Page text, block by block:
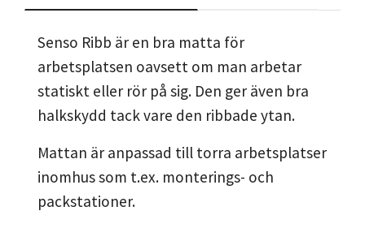
Senso Ribb är en bra matta för
arbetsplatsen oavsett om man arbetar
statiskt eller rör på sig. Den ger även bra
halkskydd tack vare den ribbade ytan.
Mattan är anpassad till torra arbetsplatser
inomhus som t.ex. monterings- och
packstationer.